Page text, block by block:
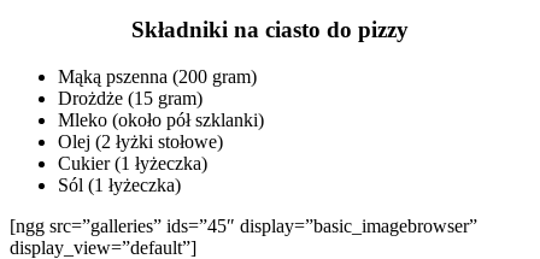
Składniki na ciasto do pizzy
Mąką pszenna (200 gram)
Drożdże (15 gram)
Mleko (około pół szklanki)
Olej (2 łyżki stołowe)
Cukier (1 łyżeczka)
Sól (1 łyżeczka)
[ngg src=”galleries” ids=”45″ display=”basic_imagebrowser”
display_view=”default”]